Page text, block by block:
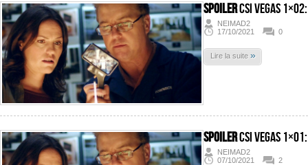
SPOILERCSI Vegas 1×02:
NEIMAD2
17/10/2021
0
Lire la suite »
SPOILERCSI Vegas 1×01:
NEIMAD2
07/10/2021
2